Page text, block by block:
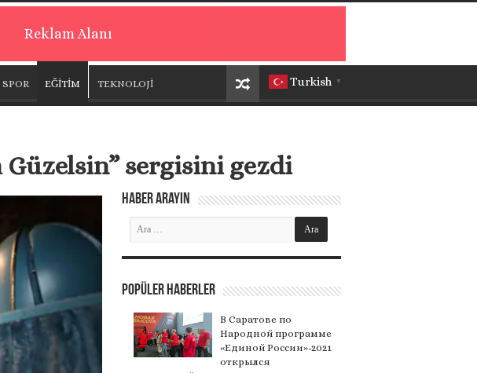
Reklam Alanı
Turkish ▼
SPOR EĞİTİM TEKNOLOJİ
sergisini gezdi
Haber Arayın
Popüler Haberler
В Саратове по
Народной программе
«Единой России»-2021
открылся